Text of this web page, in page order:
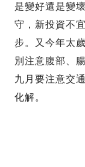
是變好還是變
守，新投資不
步。又今年太
別注意腹部、
九月要注意交
化解。